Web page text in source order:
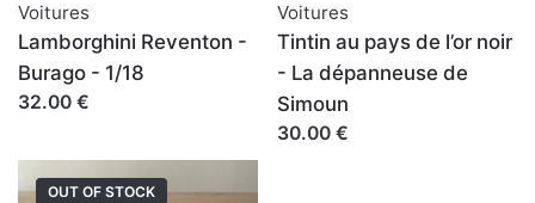
Voitures
Lamborghini Reventon -
Burago - 1/18
32.00 €
Voitures
Tintin au pays de l’or noir
- La dépanneuse de
Simoun
30.00 €
OUT OF STOCK